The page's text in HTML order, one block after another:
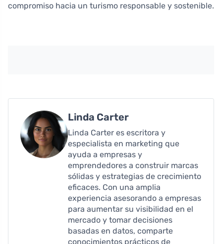
compromiso hacia un turismo responsable y sostenible.
Linda Carter
Linda Carter es escritora y
especialista en marketing que
ayuda a empresas y
emprendedores a construir marcas
sólidas y estrategias de crecimiento
eficaces. Con una amplia
experiencia asesorando a empresas
para aumentar su visibilidad en el
mercado y tomar decisiones
basadas en datos, comparte
conocimientos prácticos de